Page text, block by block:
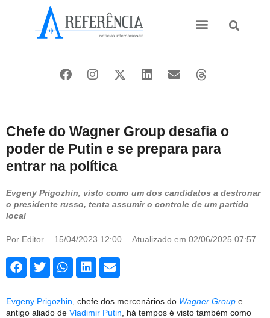
Chefe do Wagner Group desafia o
poder de Putin e se prepara para
entrar na política
Evgeny Prigozhin, visto como um dos candidatos a destronar
o presidente russo, tenta assumir o controle de um partido
local
Por Editor 15/04/2023 12:00 Atualizado em 02/06/2025 07:57
Evgeny Prigozhin , chefe dos mercenários do Wagner Group e
antigo aliado de Vladimir Putin , há tempos é visto também como